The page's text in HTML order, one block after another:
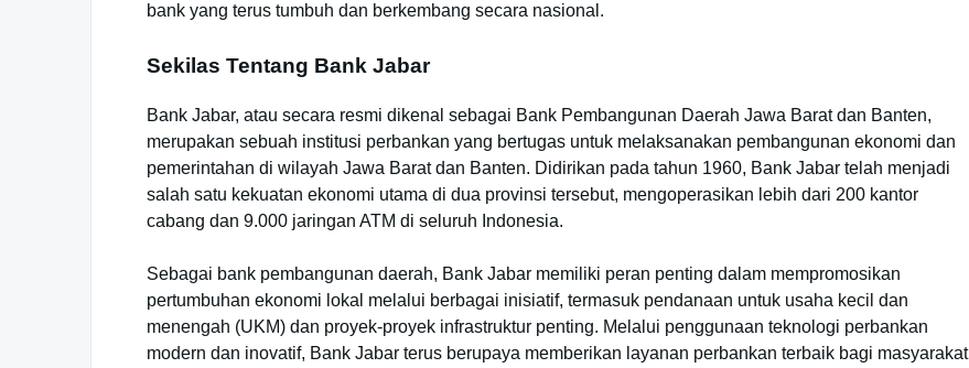
bank yang terus tumbuh dan berkembang secara nasional.
Sekilas Tentang Bank Jabar
Bank Jabar, atau secara resmi dikenal sebagai Bank Pembangunan Daerah Jawa Barat dan Banten,
merupakan sebuah institusi perbankan yang bertugas untuk melaksanakan pembangunan ekonomi dan
pemerintahan di wilayah Jawa Barat dan Banten. Didirikan pada tahun 1960, Bank Jabar telah menjadi
salah satu kekuatan ekonomi utama di dua provinsi tersebut, mengoperasikan lebih dari 200 kantor
cabang dan 9.000 jaringan ATM di seluruh Indonesia.
Sebagai bank pembangunan daerah, Bank Jabar memiliki peran penting dalam mempromosikan
pertumbuhan ekonomi lokal melalui berbagai inisiatif, termasuk pendanaan untuk usaha kecil dan
menengah (UKM) dan proyek-proyek infrastruktur penting. Melalui penggunaan teknologi perbankan
modern dan inovatif, Bank Jabar terus berupaya memberikan layanan perbankan terbaik bagi masyarakat